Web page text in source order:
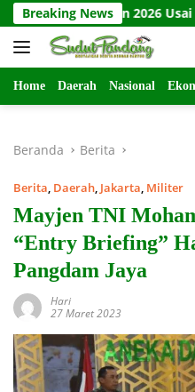
Langsung
ke
konten
Breaking News
2026 Usai Taklukkan
Home Daerah Nasional
Beranda Berita
Berita, Daerah, Jakarta, Militer
Mayjen TNI
“Entry Briefing”
Pangdam Jaya
Hari
27 Maret 2023